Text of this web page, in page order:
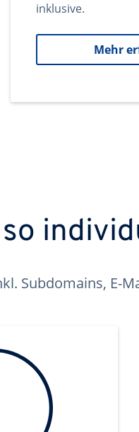
inklusive.
Mehr
Subdomains, E-